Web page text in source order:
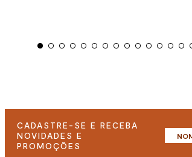
CADASTRE-SE E RECEBA
NOVIDADES E
PROMOÇÕES